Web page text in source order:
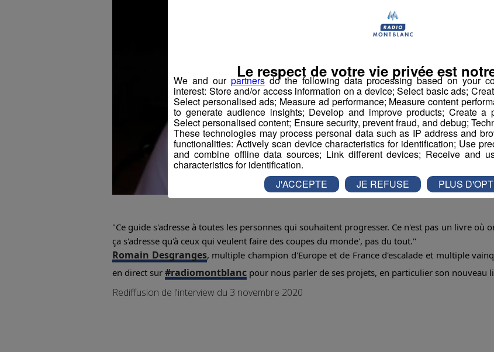
"Ce guide s'adresse à toutes les personnes qui souhaitent progresser. Ce n'est pas un livre où
ça s'adresse qu'à ceux qui veulent faire des coupes du monde', pas du tout."
Romain Desgranges, multiple champion d'Europe et de France d'escalade et multiple
en direct sur #radiomontblanc pour nous parler de ses projets, en particulier son nouveau
Rediffusion de l'interview du 3 novembre 2020
We and our partnersdo the following data processing based on your
interest: Store and/or access information on a device; Select basic ads;
Select personalised ads; Measure ad performance; Measure content
to generate audience insights; Develop and improve products; Create a
Select personalised content; Ensure security, prevent fraud, and debug;
These technologies may process personal data such as IP address and
functionalities: Actively scan device characteristics for identification; Use
and combine offline data sources; Link different devices; Receive and
characteristics for identification.
Le respect de votre vie privée est
J'ACCEPTE JE REFUSE PLUS